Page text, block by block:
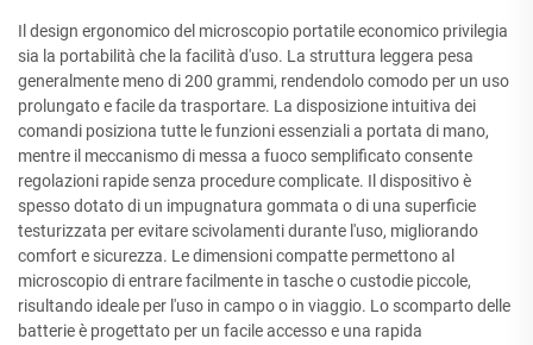
Il design ergonomico del microscopio portatile economico privilegia
sia la portabilità che la facilità d'uso. La struttura leggera pesa
generalmente meno di 200 grammi, rendendolo comodo per un uso
prolungato e facile da trasportare. La disposizione intuitiva dei
comandi posiziona tutte le funzioni essenziali a portata di mano,
mentre il meccanismo di messa a fuoco semplificato consente
regolazioni rapide senza procedure complicate. Il dispositivo è
spesso dotato di un impugnatura gommata o di una superficie
testurizzata per evitare scivolamenti durante l'uso, migliorando
comfort e sicurezza. Le dimensioni compatte permettono al
microscopio di entrare facilmente in tasche o custodie piccole,
risultando ideale per l'uso in campo o in viaggio. Lo scomparto delle
batterie è progettato per un facile accesso e una rapida